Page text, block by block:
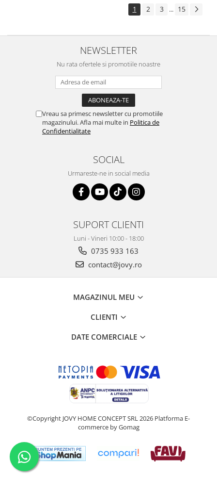
1 2 3 ... 15
NEWSLETTER
Nu rata ofertele si promotiile noastre
Vreau sa primesc newsletter cu promotiile
magazinului. Afla mai multe in Politica de
Confidentialitate
SOCIAL
Urmareste-ne in social media
SUPORT CLIENTI
Luni - Vineri 10:00 - 18:00
0735 933 163
contact@jovy.ro
MAGAZINUL MEU
CLIENTI
DATE COMERCIALE
©Copyright JOVY HOME CONCEPT SRL 2026 Platforma E-
commerce by Gomag